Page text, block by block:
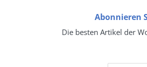
Abonnieren
Die besten Artikel der